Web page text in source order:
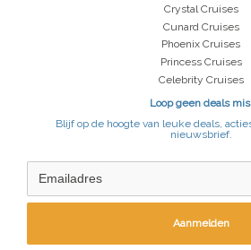
Crystal Cruises
Cunard Cruises
Phoenix Cruises
Princess Cruises
Celebrity Cruises
Loop geen deals
Blijf op de hoogte van leuke deals,
nieuwsbrief.
Aanmelden